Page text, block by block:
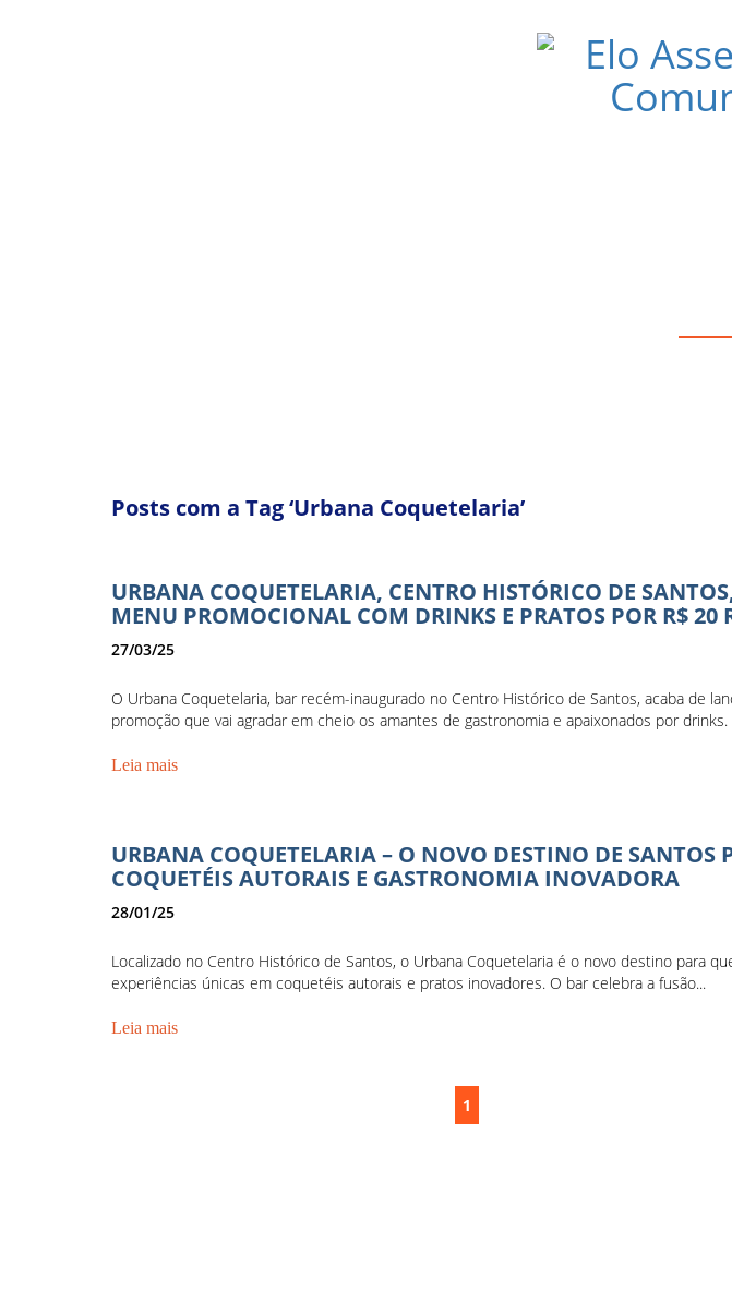
Posts com a Tag ‘Urbana Coquetelaria’
URBANA COQUETELARIA, CENTRO HISTÓRICO DE
MENU PROMOCIONAL COM DRINKS E PRATOS POR R$ 20
27/03/25
O Urbana Coquetelaria, bar recém-inaugurado no Centro Histórico de Santos, acaba de
promoção que vai agradar em cheio os amantes de gastronomia e apaixonados por drinks.
Leia mais
URBANA COQUETELARIA – O NOVO DESTINO DE SANTOS
COQUETÉIS AUTORAIS E GASTRONOMIA INOVADORA
28/01/25
Localizado no Centro Histórico de Santos, o Urbana Coquetelaria é o novo destino para
experiências únicas em coquetéis autorais e pratos inovadores. O bar celebra a fusão...
Leia mais
1